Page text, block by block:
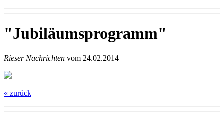
Jubiläumsprogramm
Rieser Nachrichten vom 24.02.2014
« zurück